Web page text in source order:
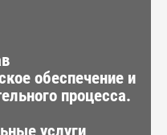
обеспечение и
процесса.
услуги